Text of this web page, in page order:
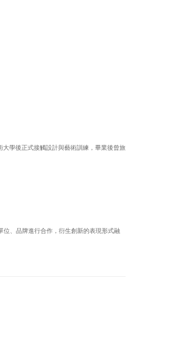
學後正式接觸設計與藝術訓練，畢業後曾旅
、品牌進行合作，衍生創新的表現形式融